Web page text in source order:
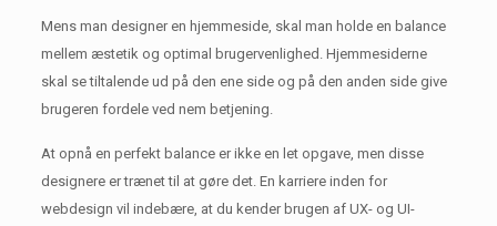
Mens man designer en hjemmeside, skal man holde en balance
mellem æstetik og optimal brugervenlighed. Hjemmesiderne
skal se tiltalende ud på den ene side og på den anden side give
brugeren fordele ved nem betjening.
At opnå en perfekt balance er ikke en let opgave, men disse
designere er trænet til at gøre det. En karriere inden for
webdesign vil indebære, at du kender brugen af ​​UX- og UI-